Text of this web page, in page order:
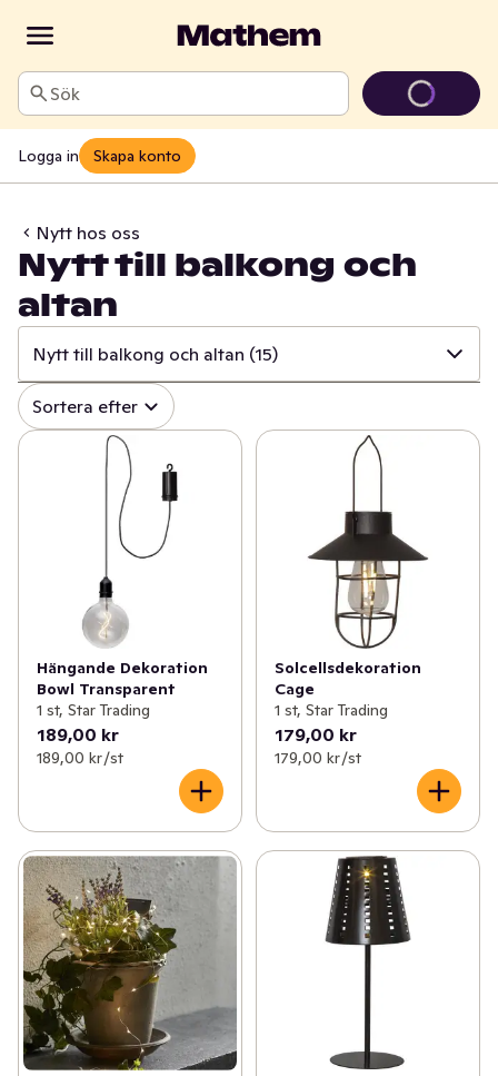
Sök
Logga in Skapa konto
Nytt hos oss
Nytt till balkong och
altan
Nytt till balkong och altan (15)
✓ Alla (519)
Äntligen på hyllan!
Grillnyheter (63)
Nyheter inom godis
Nyheter från Dole
Kvarg- och yoghurtnyheter
✓ Nytt från bageriet
✓ Nyheter inom sås och röror (22)
Indiska nyheter i hyllan
✓ Dryckesnyheter (28)
✓ Ostnyheter (6)
✓ Nyheter inom energi- och vitamindrycker
✓ Leksaksnyheter (1)
Sortera efter
Hängande Dekoration
Bowl Transparent
1 st, Star Trading
189,00 kr
189,00 kr /st
Solcellsdekoration
Cage
1 st, Star Trading
179,00 kr
179,00 kr /st